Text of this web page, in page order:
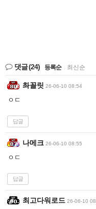
댓글(24) 등록순 최신순
촤꼴릿 26-06-10 08:54
ㅇㄷ
답글
나메크 26-06-10 08:55
ㅇㄷ
답글
최고다워로드 26-06-10